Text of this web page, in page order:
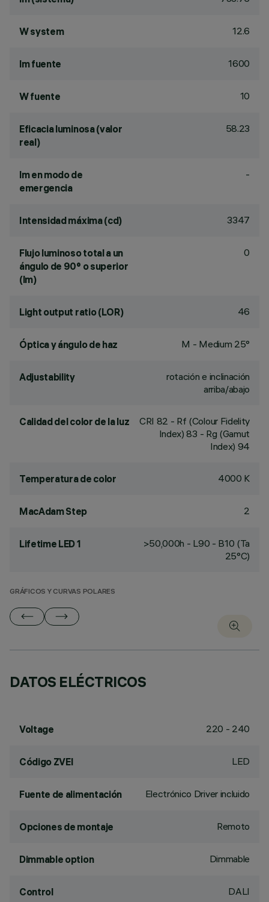
W system 12.6
lm fuente 1600
W fuente 10
Eficacia luminosa (valor
real)
58.23
lm en modo de
emergencia
-
Intensidad máxima (cd) 3347
Flujo luminoso total a un
ángulo de 90° o superior
(lm)
0
Light output ratio (LOR) 46
Óptica y ángulo de haz M - Medium 25°
Adjustability
rotación e inclinación
arriba/abajo
Calidad del color de la luz CRI 82 - Rf (Colour Fidelity
Index) 83 - Rg (Gamut
Index) 94
Temperatura de color 4000 K
MacAdam Step 2
Lifetime LED 1
>50,000h - L90 - B10 (Ta
25°C)
GRÁFICOS Y CURVAS POLARES
DATOS ELÉCTRICOS
Voltage 220 - 240
Código ZVEI LED
Fuente de alimentación Electrónico Driver incluido
Opciones de montaje Remoto
Dimmable option Dimmable
Control DALI